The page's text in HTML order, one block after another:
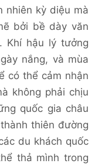
nhiên kỳ diệu mà
bởi bề dày văn
Khí hậu lý tưởng
nắng, và mùa
có thể cảm nhận
không phải chịu
quốc gia châu
thiên đường
du khách quốc
thả mình trong